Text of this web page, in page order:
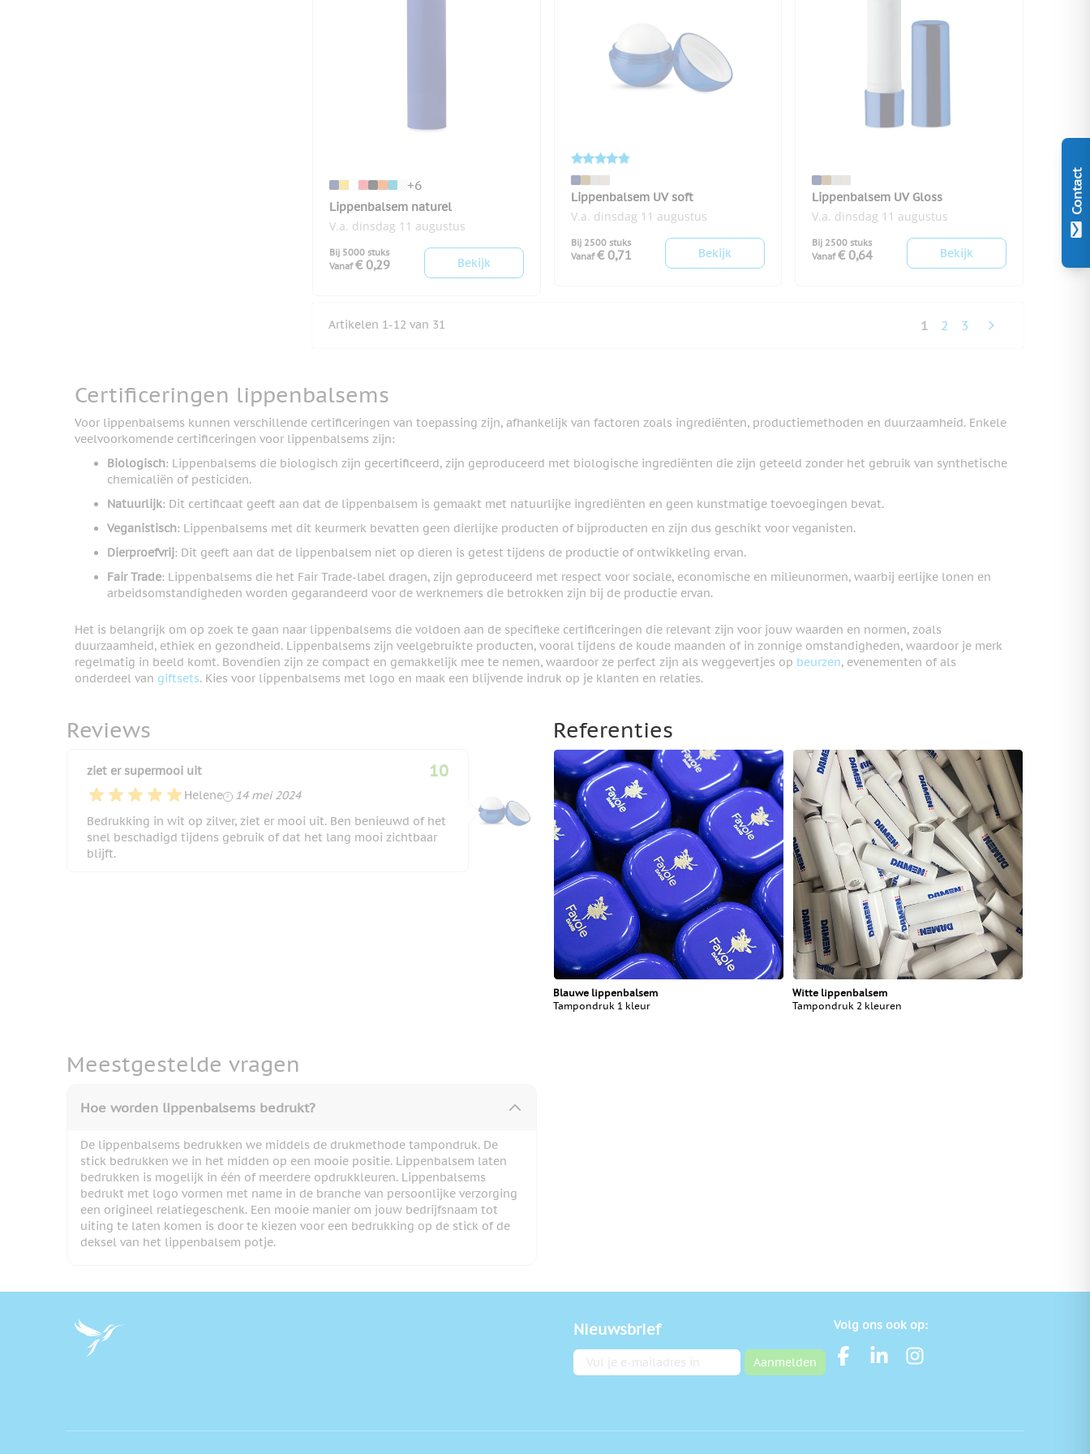
Contact
+6
Lippenbalsem naturel
V.a. dinsdag 11 augustus
Bij 5000 stuks
Vanaf € 0,29 Bekijk
Lippenbalsem UV soft
V.a. dinsdag 11 augustus
Bij 2500 stuks
Vanaf € 0,71 Bekijk
Lippenbalsem UV Gloss
V.a. dinsdag 11 augustus
Bij 2500 stuks
Vanaf € 0,64 Bekijk
Artikelen 1-12 van 31 U lees momenteel pagina
1 Pagina
2 Pagina
3
Certificeringen lippenbalsems
Voor lippenbalsems kunnen verschillende certificeringen van toepassing zijn, afhankelijk van factoren zoals ingrediënten, productiemethoden en duurzaamheid. Enkele
veelvoorkomende certificeringen voor lippenbalsems zijn:
Biologisch: Lippenbalsems die biologisch zijn gecertificeerd, zijn geproduceerd met biologische ingrediënten die zijn geteeld zonder het gebruik van synthetische
chemicaliën of pesticiden.
Natuurlijk: Dit certificaat geeft aan dat de lippenbalsem is gemaakt met natuurlijke ingrediënten en geen kunstmatige toevoegingen bevat.
Veganistisch: Lippenbalsems met dit keurmerk bevatten geen dierlijke producten of bijproducten en zijn dus geschikt voor veganisten.
Dierproefvrij: Dit geeft aan dat de lippenbalsem niet op dieren is getest tijdens de productie of ontwikkeling ervan.
Fair Trade: Lippenbalsems die het Fair Trade-label dragen, zijn geproduceerd met respect voor sociale, economische en milieunormen, waarbij eerlijke lonen en
arbeidsomstandigheden worden gegarandeerd voor de werknemers die betrokken zijn bij de productie ervan.
Het is belangrijk om op zoek te gaan naar lippenbalsems die voldoen aan de specifieke certificeringen die relevant zijn voor jouw waarden en normen, zoals
duurzaamheid, ethiek en gezondheid. Lippenbalsems zijn veelgebruikte producten, vooral tijdens de koude maanden of in zonnige omstandigheden, waardoor je merk
regelmatig in beeld komt. Bovendien zijn ze compact en gemakkelijk mee te nemen, waardoor ze perfect zijn als weggevertjes op beurzen, evenementen of als
onderdeel van giftsets. Kies voor lippenbalsems met logo en maak een blijvende indruk op je klanten en relaties.
Reviews
ziet er supermooi uit
Helene
14 mei 2024
14 mei 2024
Bedrukking in wit op zilver, ziet er mooi uit. Ben benieuwd of het
snel beschadigd tijdens gebruik of dat het lang mooi zichtbaar
blijft.
10
Referenties
Blauwe lippenbalsem
Tampondruk 1 kleur
Witte lippenbalsem
Tampondruk 2 kleuren
Meestgestelde vragen
Hoe worden lippenbalsems bedrukt?
De lippenbalsems bedrukken we middels de drukmethode tampondruk. De
stick bedrukken we in het midden op een mooie positie. Lippenbalsem laten
bedrukken is mogelijk in één of meerdere opdrukkleuren. Lippenbalsems
bedrukt met logo vormen met name in de branche van persoonlijke verzorging
een origineel relatiegeschenk. Een mooie manier om jouw bedrijfsnaam tot
uiting te laten komen is door te kiezen voor een bedrukking op de stick of de
deksel van het lippenbalsem potje.
Nieuwsbrief
E-mailadres Aanmelden
Volg ons ook op: